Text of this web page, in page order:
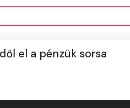
el a pénzük sorsa